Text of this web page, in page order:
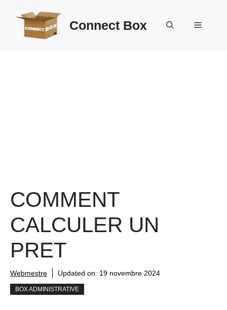
contenu
Connect Box Menu
COMMENT
CALCULER UN
PRET
Webmestre Updated on: 19 novembre 2024
BOX ADMINISTRATIVE